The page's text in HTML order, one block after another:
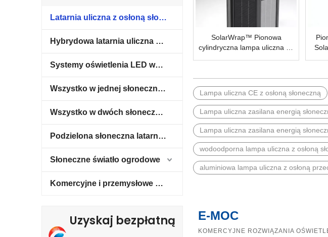
Latarnia uliczna z osłoną słoneczną
Hybrydowa latarnia uliczna zasilana energią słoneczną i wiatrową
Systemy oświetlenia LED wysokiego masztu
Wszystko w jednej słonecznej latarni ulicznej
Wszystko w dwóch słonecznych latarniach ulicznych
Podzielona słoneczna latarnia uliczna
Słoneczne światło ogrodowe
Komercyjne i przemysłowe systemy magazynowania energii
Uzyskaj bezpłatną
SolarWrap™ Pionowa
cylindryczna lampa uliczna na
360° do projektów miejskich i
przybrzeżnych
Lampa uliczna CE z osłoną słoneczną
Lampa uliczna zasilana energią
Lampa uliczna zasilana energią
wodoodporna lampa uliczna z osłoną
aluminiowa lampa uliczna z osłoną
E-MOC
KOMERCYJNE ROZWIĄZANIA